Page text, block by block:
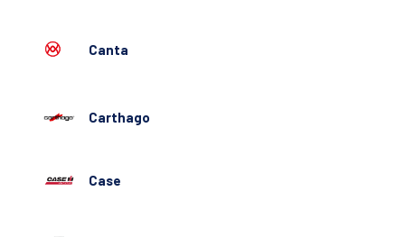
Canta
Carthago
Case